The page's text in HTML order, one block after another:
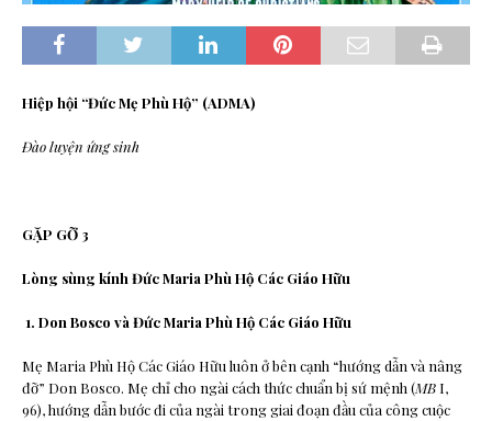
Hiệp hội “Đức Mẹ Phù Hộ” (ADMA)
Đào luyện ứng sinh
GẶP GỠ 3
Lòng sùng kính Đức Maria Phù Hộ Các Giáo Hữu
1. Don Bosco và Đức Maria Phù Hộ Các Giáo Hữu
Mẹ Maria Phù Hộ Các Giáo Hữu luôn ở bên cạnh “hướng dẫn và nâng
đỡ” Don Bosco. Mẹ chỉ cho ngài cách thức chuẩn bị sứ mệnh (MB I,
96), hướng dẫn bước đi của ngài trong giai đoạn đầu của công cuộc